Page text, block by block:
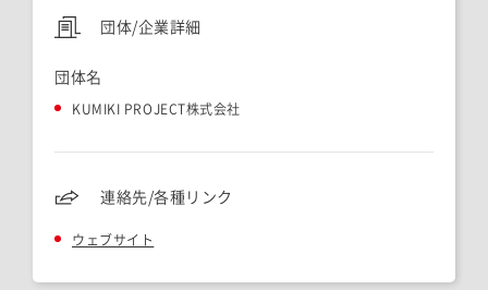
団体/企業詳細
団体名
KUMIKI PROJECT株式会社
連絡先/各種リンク
ウェブサイト